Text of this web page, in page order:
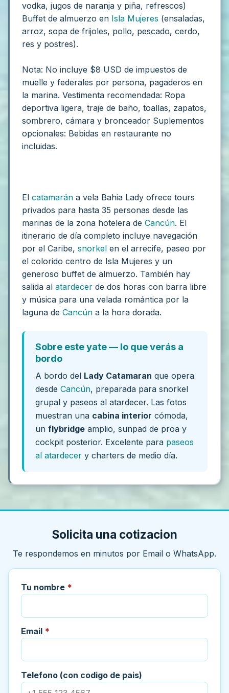
vodka, jugos de naranja y piña, refrescos)
Buffet de almuerzo en Isla Mujeres (ensaladas,
arroz, sopa de frijoles, pollo, pescado, cerdo,
res y postres).
Nota: No incluye $8 USD de impuestos de
muelle y federales por persona, pagaderos en
la marina. Vestimenta recomendada: Ropa
deportiva ligera, traje de baño, toallas, zapatos,
sombrero, cámara y bronceador Suplementos
opcionales: Bebidas en restaurante no
incluidas.
El catamarán a vela Bahia Lady ofrece tours
privados para hasta 35 personas desde las
marinas de la zona hotelera de Cancún. El
itinerario de día completo incluye navegación
por el Caribe, snorkel en el arrecife, paseo por
el colorido centro de Isla Mujeres y un
generoso buffet de almuerzo. También hay
salida al atardecer de dos horas con barra libre
y música para una velada romántica por la
laguna de Cancún a la hora dorada.
Sobre este yate — lo que verás a
bordo
A bordo del Lady Catamaran que opera
desdeCancún, preparada para snorkel
grupal y paseos al atardecer. Las fotos
muestran una cabina interior cómoda,
unflybridge amplio, sunpad de proa y
cockpit posterior. Excelente para paseos
al atardecer y charters de medio día.
Solicita una cotizacion
Te respondemos en minutos por Email o WhatsApp.
Tu nombre *
Email *
Telefono (con codigo de pais)